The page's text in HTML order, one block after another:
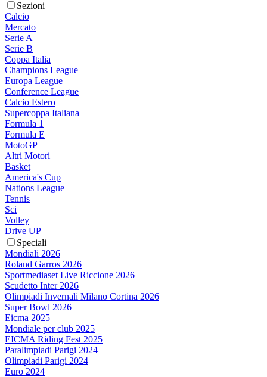
Sezioni
Calcio
Mercato
Serie A
Serie B
Coppa Italia
Champions League
Europa League
Conference League
Calcio Estero
Supercoppa Italiana
Formula 1
Formula E
MotoGP
Altri Motori
Basket
America's Cup
Nations League
Tennis
Sci
Volley
Drive UP
Speciali
Mondiali 2026
Roland Garros 2026
Sportmediaset Live Riccione 2026
Scudetto Inter 2026
Olimpiadi Invernali Milano Cortina 2026
Super Bowl 2026
Eicma 2025
Mondiale per club 2025
EICMA Riding Fest 2025
Paralimpiadi Parigi 2024
Olimpiadi Parigi 2024
Euro 2024